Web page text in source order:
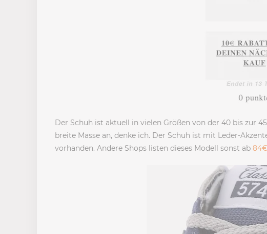
Der Schuh ist aktuell in vielen Größen von der 40 bis zur
breite Masse an, denke ich. Der Schuh ist mit Leder-
vorhanden. Andere Shops listen dieses Modell sonst ab 84€